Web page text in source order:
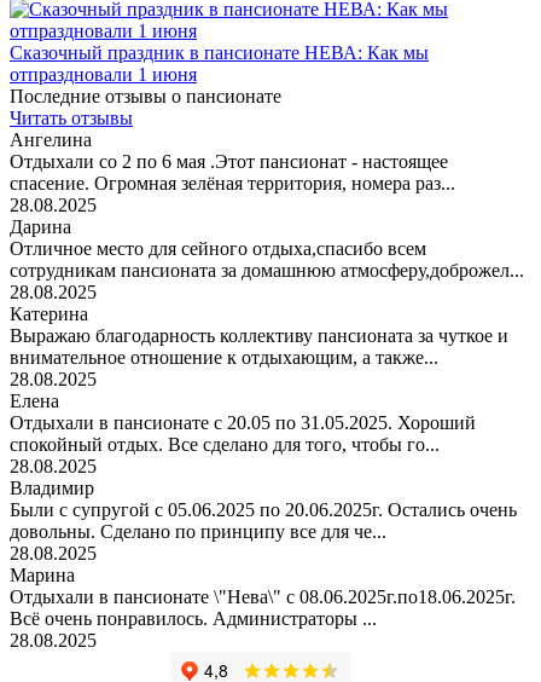
Сказочный праздник в пансионате НЕВА: Как мы
отпраздновали 1 июня
Последние отзывы о пансионате
Читать отзывы
Ангелина
Отдыхали со 2 по 6 мая .Этот пансионат - настоящее
спасение. Огромная зелёная территория, номера раз...
28.08.2025
Дарина
Отличное место для сейного отдыха,спасибо всем
сотрудникам пансионата за домашнюю атмосферу,доброжел...
28.08.2025
Катерина
Выражаю благодарность коллективу пансионата за чуткое и
внимательное отношение к отдыхающим, а также...
28.08.2025
Елена
Отдыхали в пансионате с 20.05 по 31.05.2025. Хороший
спокойный отдых. Все сделано для того, чтобы го...
28.08.2025
Владимир
Были с супругой с 05.06.2025 по 20.06.2025г. Остались очень
довольны. Сделано по принципу все для че...
28.08.2025
Марина
Отдыхали в пансионате \"Нева\" с 08.06.2025г.по18.06.2025г.
Всё очень понравилось. Администраторы ...
28.08.2025